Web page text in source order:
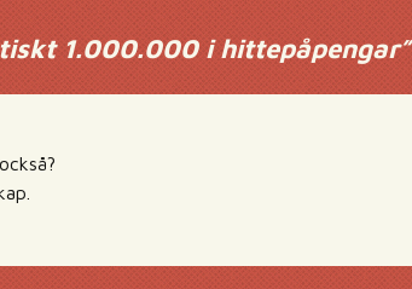
1.000.000 i hittepåpengar”